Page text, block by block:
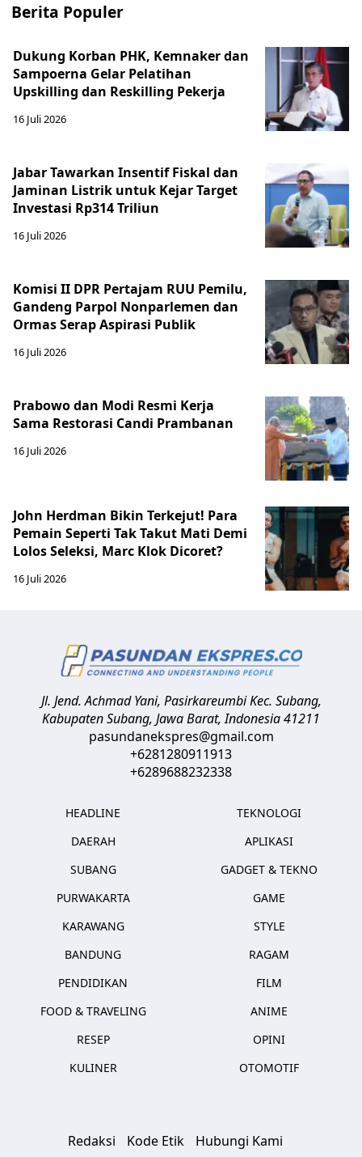
Berita Populer
Dukung Korban PHK, Kemnaker dan
Sampoerna Gelar Pelatihan
Upskilling dan Reskilling Pekerja
16 Juli 2026
Jabar Tawarkan Insentif Fiskal dan
Jaminan Listrik untuk Kejar Target
Investasi Rp314 Triliun
16 Juli 2026
Komisi II DPR Pertajam RUU Pemilu,
Gandeng Parpol Nonparlemen dan
Ormas Serap Aspirasi Publik
16 Juli 2026
Prabowo dan Modi Resmi Kerja
Sama Restorasi Candi Prambanan
16 Juli 2026
John Herdman Bikin Terkejut! Para
Pemain Seperti Tak Takut Mati Demi
Lolos Seleksi, Marc Klok Dicoret?
16 Juli 2026
Jl. Jend. Achmad Yani, Pasirkareumbi Kec. Subang,
Kabupaten Subang, Jawa Barat,Indonesia41211
pasundanekspres@gmail.com
+6281280911913
+6289688232338
HEADLINE
DAERAH
SUBANG
PURWAKARTA
KARAWANG
BANDUNG
PENDIDIKAN
FOOD & TRAVELING
RESEP
KULINER
TEKNOLOGI
APLIKASI
GADGET & TEKNO
GAME
STYLE
RAGAM
FILM
ANIME
OPINI
OTOMOTIF
Redaksi Kode Etik Hubungi Kami